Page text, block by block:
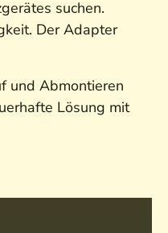
suchen.
Der Adapter
und Abmontieren
Lösung mit